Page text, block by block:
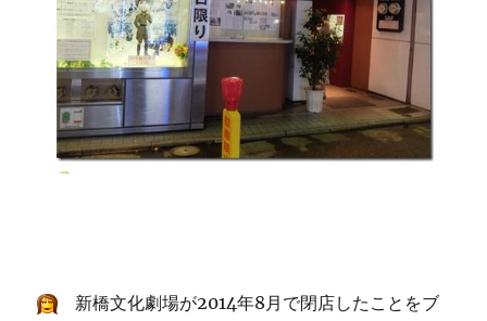
新橋文化劇場が2014年8月で閉店したことをブ